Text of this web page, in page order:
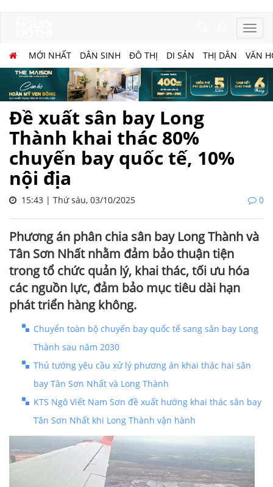
MỚI NHẤT DÂN SINH ĐÔ THỊ DI SẢN THỊ DÂN VĂN
Đề xuất sân bay Long
Thành khai thác 80%
chuyến bay quốc tế, 10%
nội địa
15:43 | Thứ sáu, 03/10/2025 0
Phương án phân chia sân bay Long Thành và
Tân Sơn Nhất nhằm đảm bảo thuận tiện
trong tổ chức quản lý, khai thác, tối ưu hóa
các nguồn lực, đảm bảo mục tiêu dài hạn
phát triển hàng không.
Chuyển toàn bộ chuyến bay quốc tế sang sân bay Long
Thành sau năm 2030
Thủ tướng yêu cầu xử lý phương án khai thác hai sân
bay Tân Sơn Nhất và Long Thành
KTS Ngô Viết Nam Sơn đề xuất hướng khai thác sân bay
Tân Sơn Nhất khi Long Thành vận hành